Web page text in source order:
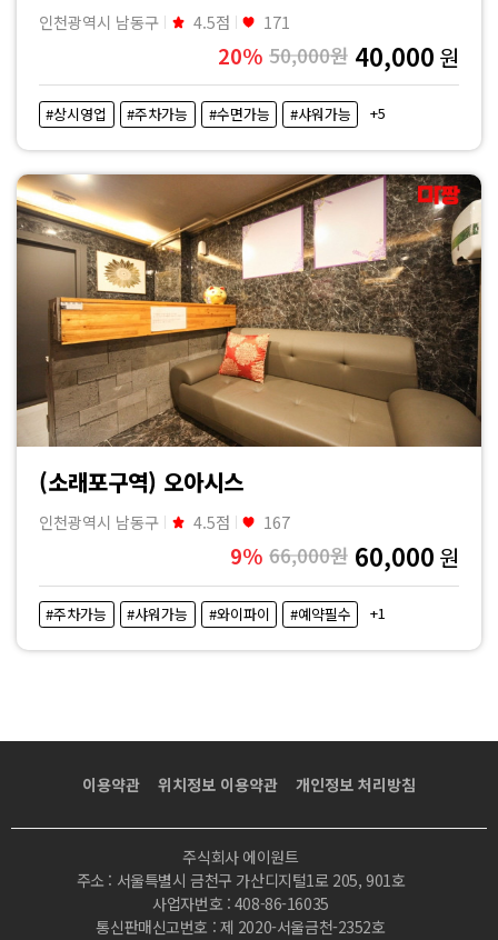
마
짱
인천광역시 남동구 4.5점 171
20% 50,000원 40,000 원
#상시영업 #주차가능 #수면가능 #샤워가능 +5
(소래포구역) 오아시스
인천광역시 남동구 4.5점 167
9% 66,000원 60,000 원
#주차가능 #샤워가능 #와이파이 #예약필수 +1
이용약관 위치정보 이용약관 개인정보 처리방침
주식회사 에이원트
주소 : 서울특별시 금천구 가산디지털1로 205, 901호
사업자번호 : 408-86-16035
통신판매신고번호 : 제 2020-서울금천-2352호